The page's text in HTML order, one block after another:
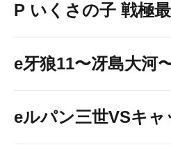
P いくさの子 戦極
e牙狼11〜冴島大河
eルパン三世VSキャ